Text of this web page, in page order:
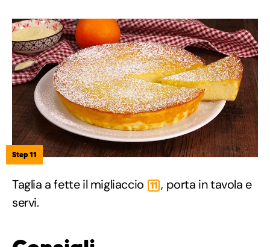
Step 11
Taglia a fette il migliaccio 11 , porta in tavola e
servi.